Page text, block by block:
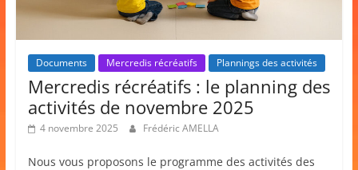
Documents Mercredis récréatifs Plannings des activités
Mercredis récréatifs : le planning des
activités de novembre 2025
4 novembre 2025 Frédéric AMELLA
Nous vous proposons le programme des activités des